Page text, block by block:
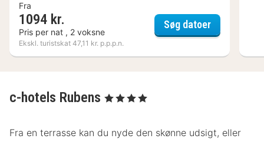
Fra
1094 kr.
Pris per nat , 2 voksne
Ekskl. turistskat 47,11 kr. p.p.p.n.
Søg datoerLancaster
c-hotels Rubens , 4 Stjerner
Fra en terrasse kan du nyde den skønne udsigt, eller